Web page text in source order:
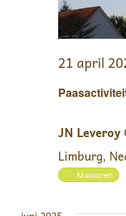
21 april
JN Leveroy
Limburg,
Maxioren